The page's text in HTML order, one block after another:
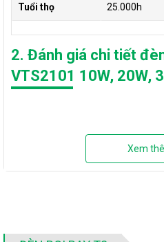
Tuổi thọ 25.000h
2. Đánh giá chi tiết
VTS2101 10W, 20W,
Đánh giá sản phẩmXem